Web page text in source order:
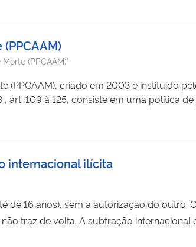
(PPCAAM)
(PPCAAM)"
2003 e instituído pelo Decreto n.º 6.231, de 11 de
se de metodologia desenvolvida
internacional ilícita
de 16 anos), sem a autorização do outro.
ou adolescentes é o ato
em que ela residia habitualmente, ou seja,